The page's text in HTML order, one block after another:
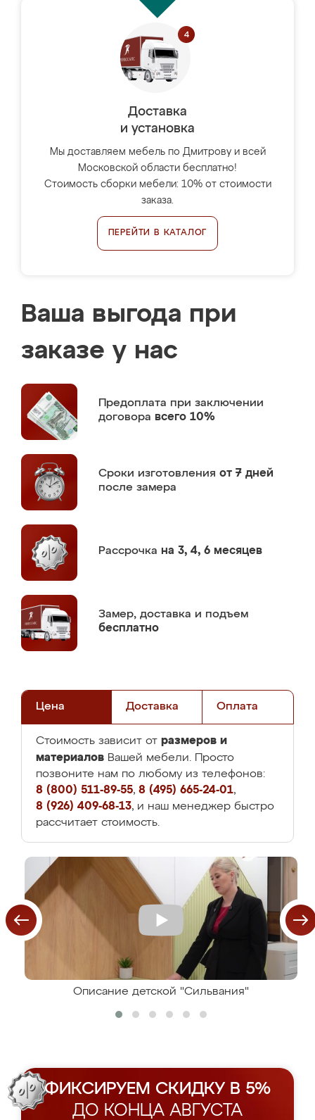
Доставка
и установка
Мы доставляем мебель по Дмитрову и всей
Московской области бесплатно!
Стоимость сборки мебели: 10% от стоимости
заказа.
ПЕРЕЙТИ В КАТАЛОГ
Ваша выгода при
заказе у нас
Предоплата при заключении
договора всего 10%
Сроки изготовления от 7 дней
после замера
Рассрочка на 3, 4, 6 месяцев
Замер, доставка и подъем
бесплатно
Цена Доставка Оплата
Стоимость зависит от размеров и
материалов Вашей мебели. Просто
позвоните нам по любому из телефонов:
8 (800) 511-89-55, 8 (495) 665-24-01,
8 (926) 409-68-13, и наш менеджер быстро
рассчитает стоимость.
Описание детской "Сильвания"
ФИКСИРУЕМ СКИДКУ В 5%
ДО КОНЦА АВГУСТА